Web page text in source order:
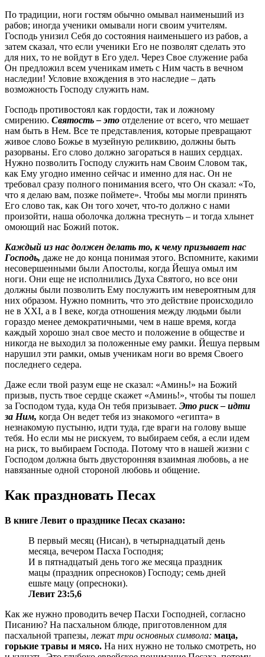
По традиции, ноги гостям обычно омывал наименьший из
рабов; иногда ученики омывали ноги своим учителям.
Господь унизил Себя до состояния наименьшего из рабов, а
затем сказал, что если ученики Его не позволят сделать это
для них, то не войдут в Его удел. Через Свое служение раба
Он предложил всем ученикам иметь с Ним часть в вечном
наследии! Условие вхождения в это наследие – дать
возможность Господу служить нам.
Господь противостоял как гордости, так и ложному
смирению. Святость – это отделение от всего, что мешает
нам быть в Нем. Все те представления, которые превращают
живое слово Божье в музейную реликвию, должны быть
разорваны. Его слово должно загораться в наших сердцах.
Нужно позволить Господу служить нам Своим Словом так,
как Ему угодно именно сейчас и именно для нас. Он не
требовал сразу полного понимания всего, что Он сказал: «То,
что я делаю вам, позже поймете». Чтобы мы могли принять
Его слово так, как Он того хочет, что-то должно с нами
произойти, наша оболочка должна треснуть – и тогда хлынет
омоющий нас Божий поток.
Каждый из нас должен делать то, к чему призывает нас
Господь, даже не до конца понимая этого. Вспомните, какими
несовершенными были Апостолы, когда Йешуа омыл им
ноги. Они еще не исполнились Духа Святого, но все они
должны были позволить Ему послужить им невероятным для
них образом. Нужно помнить, что это действие происходило
не в XXI, а в I веке, когда отношения между людьми были
гораздо менее демократичными, чем в наше время, когда
каждый хорошо знал свое место и положение в обществе и
никогда не выходил за положенные ему рамки. Йешуа первым
нарушил эти рамки, омыв ученикам ноги во время Своего
последнего седера.
Даже если твой разум еще не сказал: «Аминь!» на Божий
призыв, пусть твое сердце скажет «Аминь!», чтобы ты пошел
за Господом туда, куда Он тебя призывает. Это риск – идти
за Ним, когда Он ведет тебя из знакомого «египта» в
незнакомую пустыню, идти туда, где враги на голову выше
тебя. Но если мы не рискуем, то выбираем себя, а если идем
на риск, то выбираем Господа. Потому что в нашей жизни с
Господом должна быть двусторонняя взаимная любовь, а не
навязанные одной стороной любовь и общение.
Как праздновать Песах
В книге Левит о празднике Песах сказано:
В первый месяц (Нисан), в четырнадцатый день
месяца, вечером Пасха Господня;
И в пятнадцатый день того же месяца праздник
мацы (праздник опресноков) Господу; семь дней
ешьте мацу (опресноки).
Левит 23:5,6
Как же нужно проводить вечер Пасхи Господней, согласно
Писанию? На пасхальном блюде, приготовленном для
пасхальной трапезы, лежат три основных символа: маца,
горькие травы и мясо. На них нужно не только смотреть, но